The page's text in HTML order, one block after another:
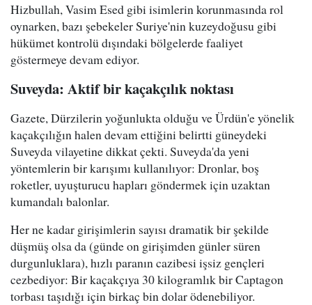
Hizbullah, Vasim Esed gibi isimlerin korunmasında rol
oynarken, bazı şebekeler Suriye'nin kuzeydoğusu gibi
hükümet kontrolü dışındaki bölgelerde faaliyet
göstermeye devam ediyor.
Suveyda: Aktif bir kaçakçılık noktası
Gazete, Dürzilerin yoğunlukta olduğu ve Ürdün'e yönelik
kaçakçılığın halen devam ettiğini belirtti güneydeki
Suveyda vilayetine dikkat çekti. Suveyda'da yeni
yöntemlerin bir karışımı kullanılıyor: Dronlar, boş
roketler, uyuşturucu hapları göndermek için uzaktan
kumandalı balonlar.
Her ne kadar girişimlerin sayısı dramatik bir şekilde
düşmüş olsa da (günde on girişimden günler süren
durgunluklara), hızlı paranın cazibesi işsiz gençleri
cezbediyor: Bir kaçakçıya 30 kilogramlık bir Captagon
torbası taşıdığı için birkaç bin dolar ödenebiliyor.